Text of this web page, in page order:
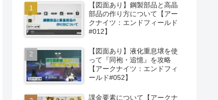
【図面あり】鋼製部品と高晶
部品の作り方について【アー
クナイツ：エンドフィールド
#012】
【図面あり】液化重息壌を使
って『同袍・追憶』を攻略
【アークナイツ：エンドフィ
ールド#052】
課金要素について【アークナ